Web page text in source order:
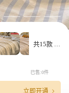
共15款
已售:0件
立即开通